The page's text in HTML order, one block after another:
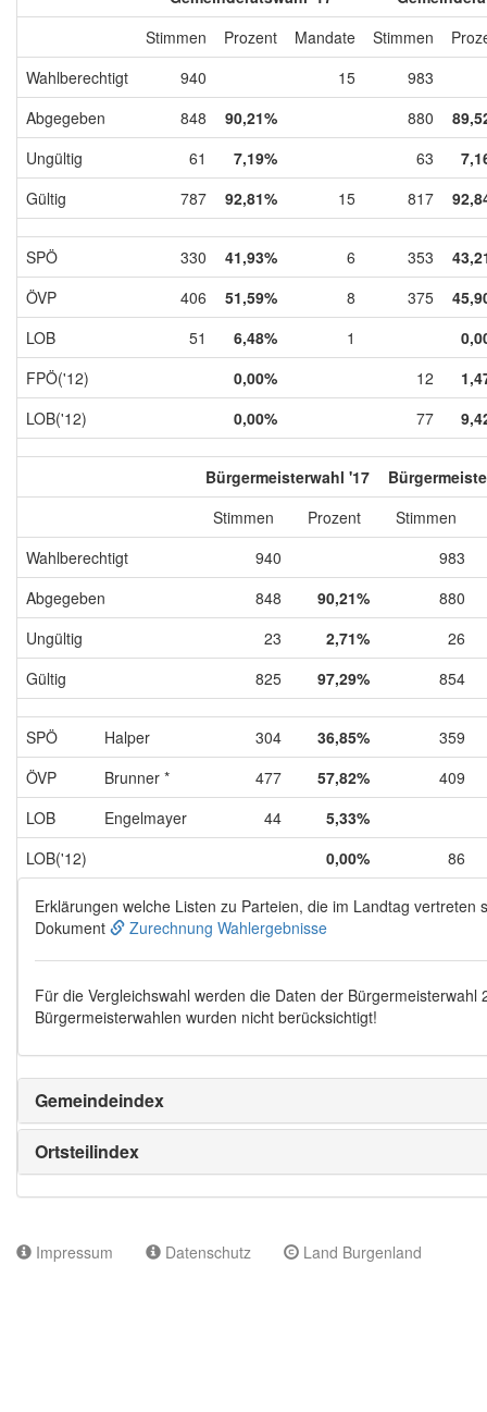
Stimmen
Prozent Mandate Stimmen
Wahlberechtigt
940 15
983
Abgegeben
848 90,21% 880
Ungültig
61 7,19% 63
Gültig
787 92,81% 15 817
SPÖ 330 41,93% 6 353
ÖVP
406 51,59% 8 375
LOB
51 6,48% 1
FPÖ('12)
0,00% 12
LOB('12)
0,00% 77
Bürgermeisterwahl '17
Stimmen
Prozent
Stimmen
Wahlberechtigt
940
983
Abgegeben
848 90,21%
880
Ungültig
23 2,71%
26
Gültig
825 97,29% 854
SPÖ Halper 304 36,85%
359
ÖVP
Brunner * 477 57,82%
409
LOB
Engelmayer 44
5,33%
LOB('12)
0,00% 86
Erklärungen welche Listen zu Parteien, die im Landtag vertreten
Dokument
Zurechnung Wahlergebnisse
Für die Vergleichswahl werden die Daten der Bürgermeisterwahl
Bürgermeisterwahlen wurden nicht berücksichtigt!
Gemeindeindex
Ortsteilindex
Impressum Datenschutz Land Burgenland